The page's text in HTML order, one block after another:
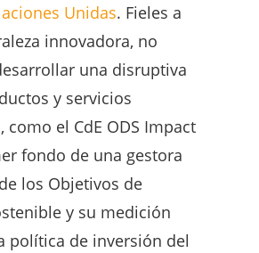
Unidas. Fieles a
innovadora, no
una disruptiva
y servicios
como el CdE ODS Impact
fondo de una gestora
los Objetivos de
y su medición
política de inversión del